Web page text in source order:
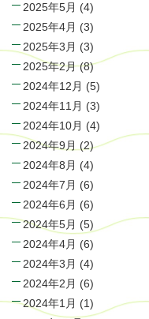
2025年5月 (4)
2025年4月 (3)
2025年3月 (3)
2025年2月(8)
2024年12月 (5)
2024年11月 (3)
2024年10月 (4)
2024年9月 (2)
2024年8月 (4)
2024年7月 (6)
2024年6月 (6)
2024年5月 (5)
2024年4月 (6)
2024年3月 (4)
2024年2月 (6)
2024年1月 (1)